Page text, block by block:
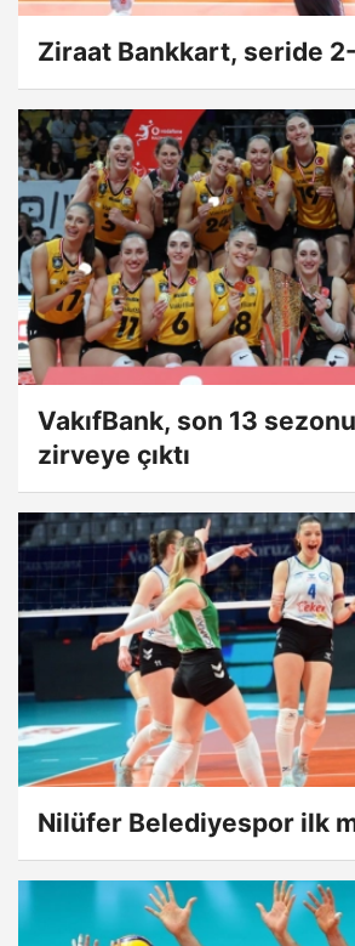
Ziraat Bankkart, seride
VakıfBank, son 13
zirveye çıktı
Nilüfer Belediyespor ilk